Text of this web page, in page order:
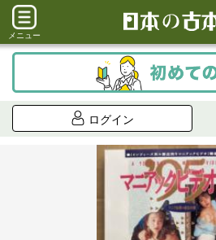
メニュー
ログイン